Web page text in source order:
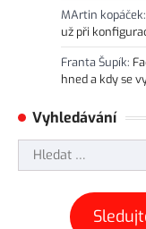
MArtin kopáček:
už při
Franta Šupík:
hned a kdy se
Vyhledávání
Vyhledávání